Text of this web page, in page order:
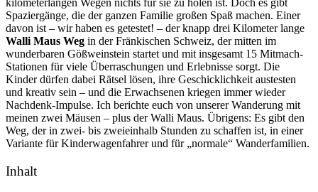
Spaziergänge, die der ganzen Familie großen Spaß machen. Einer
davon ist – wir haben es getestet! – der knapp drei Kilometer lange
Walli Maus Weg in der Fränkischen Schweiz, der mitten im
wunderbaren Gößweinstein startet und mit insgesamt 15 Mitmach-
Stationen für viele Überraschungen und Erlebnisse sorgt. Die
Kinder dürfen dabei Rätsel lösen, ihre Geschicklichkeit austesten
und kreativ sein – und die Erwachsenen kriegen immer wieder
Nachdenk-Impulse. Ich berichte euch von unserer Wanderung mit
meinen zwei Mäusen – plus der Walli Maus. Übrigens: Es gibt den
Weg, der in zwei- bis zweieinhalb Stunden zu schaffen ist, in einer
Variante für Kinderwagenfahrer und für „normale“ Wanderfamilien.
Inhalt